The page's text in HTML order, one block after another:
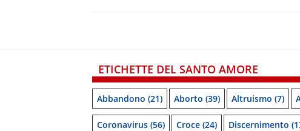
ETICHETTE DEL SANTO AMORE
Abbandono (21) Aborto (39) Altruismo (7)
Coronavirus (56) Croce (24) Discernimento